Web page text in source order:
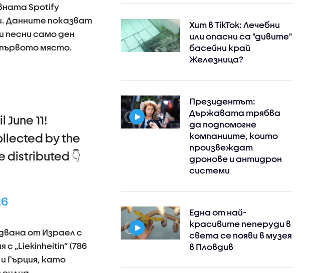
Spotify
Данните показват
песни само ден
място.
11!
by the
distributed 👇
от Израел с
с „Liekinheitin“ (786
Гърция, като
Хит в TikTok: Лечебни
или опасни са "дивите"
басейни край
Железница?
Президентът:
Държавата трябва
да подпомогне
компаниите, които
произвеждат
дронове и антидрон
системи
Една от най-
красивите пеперуди в
света се появи в музея
в Пловдив